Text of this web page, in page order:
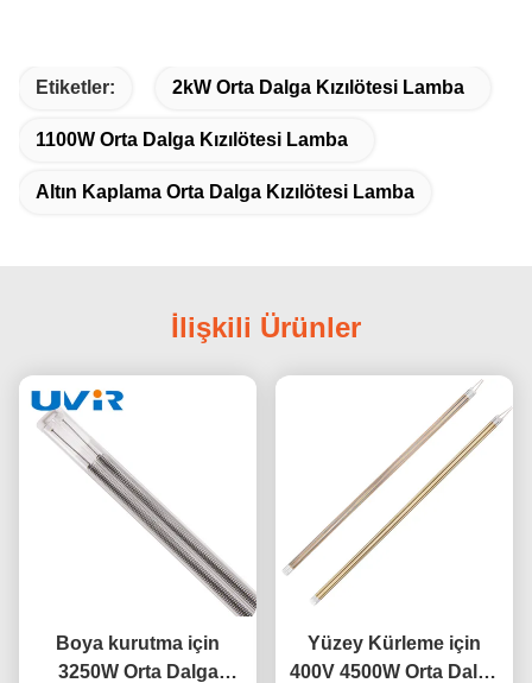
Etiketler: 2kW Orta Dalga Kızılötesi Lamba
1100W Orta Dalga Kızılötesi Lamba
Altın Kaplama Orta Dalga Kızılötesi Lamba
İlişkili Ürünler
Boya kurutma için
3250W Orta Dalga
Yüzey Kürleme için
400V 4500W Orta Dalga